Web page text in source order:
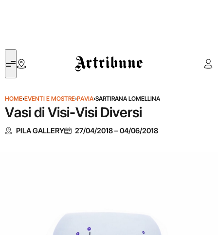
Artribune
HOME›EVENTI E MOSTRE›PAVIA›SARTIRANA LOMELLINA
Vasi di Visi-Visi Diversi
PILA GALLERY 27/04/2018–04/06/2018